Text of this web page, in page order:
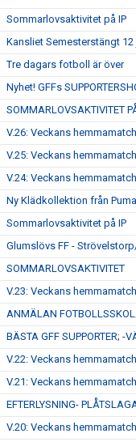
Sommarlovsaktivitet på IP
Kansliet Semesterstängt 12
Tre dagars fotboll är över
Nyhet! GFFs
SOMMARLOVSAKTIVITET
V.26: Veckans
V.25: Veckans
V.24: Veckans
Ny Klädkollektion från
Sommarlovsaktivitet på IP
Glumslövs FF -
SOMMARLOVSAKTIVITET
V.23: Veckans
ANMÄLAN
BÄSTA GFF SUPPORTER; -
V.22: Veckans
V.21: Veckans
EFTERLYSNING-
V.20: Veckans